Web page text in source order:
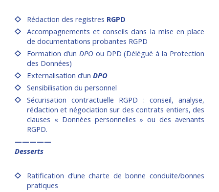
Rédaction des registres RGPD
Accompagnements et conseils dans la mise en place
de documentations probantes RGPD
Formation d’un DPO ou DPD (Délégué à la Protection
des Données)
Externalisation d’un DPO
Sensibilisation du personnel
Sécurisation contractuelle RGPD : conseil, analyse,
rédaction et négociation sur des contrats entiers, des
clauses « Données personnelles » ou des avenants
RGPD.
—————
Desserts
Ratification d’une charte de bonne conduite/bonnes
pratiques